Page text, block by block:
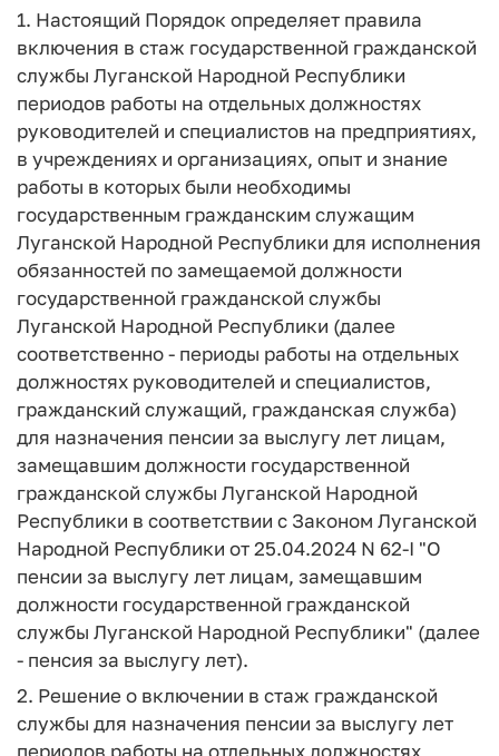
1. Настоящий Порядок определяет правила
включения в стаж государственной гражданской
службы Луганской Народной Республики
периодов работы на отдельных должностях
руководителей и специалистов на предприятиях,
в учреждениях и организациях, опыт и знание
работы в которых были необходимы
государственным гражданским служащим
Луганской Народной Республики для исполнения
обязанностей по замещаемой должности
государственной гражданской службы
Луганской Народной Республики (далее
соответственно - периоды работы на отдельных
должностях руководителей и специалистов,
гражданский служащий, гражданская служба)
для назначения пенсии за выслугу лет лицам,
замещавшим должности государственной
гражданской службы Луганской Народной
Республики в соответствии с Законом Луганской
Народной Республики от 25.04.2024 N 62-I "О
пенсии за выслугу лет лицам, замещавшим
должности государственной гражданской
службы Луганской Народной Республики" (далее
- пенсия за выслугу лет).
2. Решение о включении в стаж гражданской
службы для назначения пенсии за выслугу лет
периодов работы на отдельных должностях